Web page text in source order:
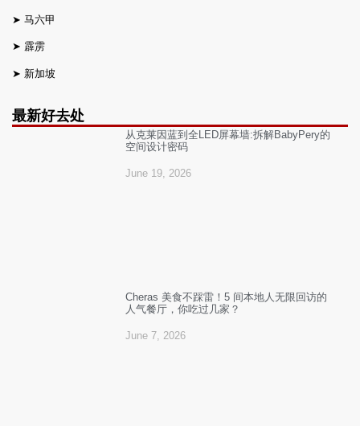
➤ 马六甲
➤ 霹雳
➤ 新加坡
最新好去处
从克莱因蓝到全LED屏幕墙:拆解BabyPery的
空间设计密码
June 19, 2026
Cheras 美食不踩雷！5 间本地人无限回访的
人气餐厅，你吃过几家？
June 7, 2026